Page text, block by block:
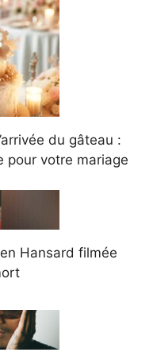
du gâteau :
pour votre mariage
Hansard filmée